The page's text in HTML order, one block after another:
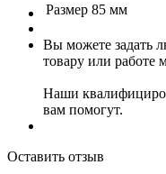
Размер 85 мм
Вы можете задать
товару или работе
Наши
вам помогут.
Оставить отзыв